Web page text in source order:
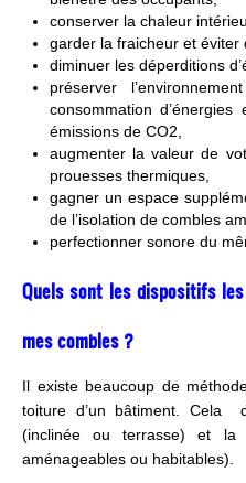
conserver la chaleur
garder la fraicheur et éviter
diminuer les déperditions
préserver
consommation
émissions de CO2,
augmenter la valeur de
prouesses thermiques,
gagner un espace
de l’isolation de combles
perfectionner sonore du
Quels sont les dispositifs
mes combles ?
Il existe beaucoup de
toiture d’un bâtiment. Cela
(inclinée ou terrasse) et la
aménageables ou habitables).